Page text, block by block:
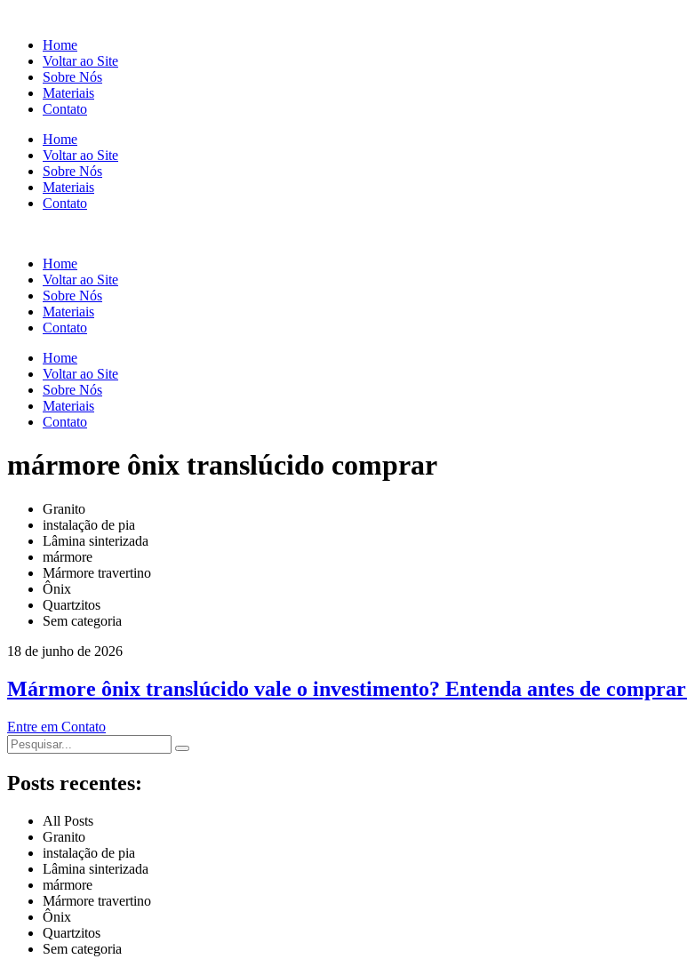
Home
Voltar ao Site
Sobre Nós
Materiais
Contato
Home
Voltar ao Site
Sobre Nós
Materiais
Contato
Home
Voltar ao Site
Sobre Nós
Materiais
Contato
Home
Voltar ao Site
Sobre Nós
Materiais
Contato
mármore ônix translúcido comprar
Granito
instalação de pia
Lâmina sinterizada
mármore
Mármore travertino
Ônix
Quartzitos
Sem categoria
18 de junho de 2026
Mármore ônix translúcido vale o investimento? Entenda antes de comprar
Entre em Contato
Posts recentes:
All Posts
Granito
instalação de pia
Lâmina sinterizada
mármore
Mármore travertino
Ônix
Quartzitos
Sem categoria